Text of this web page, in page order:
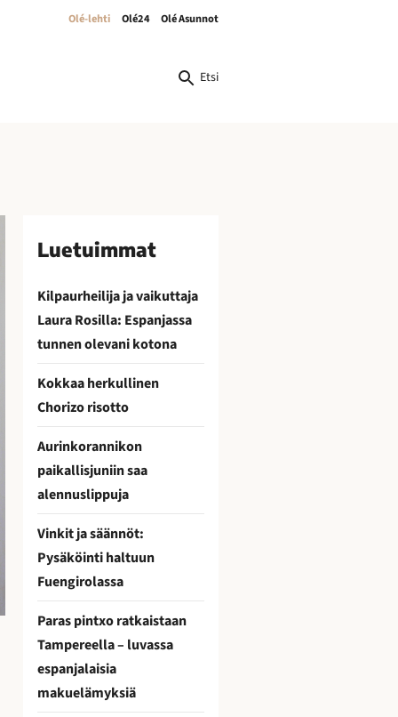
Olé-lehti Olé24 Olé Asunnot
Etsi
Luetuimmat
Kilpaurheilija ja vaikuttaja
Laura Rosilla: Espanjassa
tunnen olevani kotona
Kokkaa herkullinen
Chorizo risotto
Aurinkorannikon
paikallisjuniin saa
alennuslippuja
Vinkit ja säännöt:
Pysäköinti haltuun
Fuengirolassa
Paras pintxo ratkaistaan
Tampereella – luvassa
espanjalaisia
makuelämyksiä